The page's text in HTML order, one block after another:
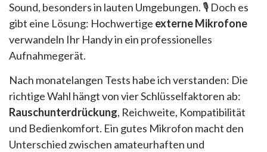
Sound, besonders in lauten Umgebungen. 🎙️ Doch es
gibt eine Lösung: Hochwertige externe Mikrofone
verwandeln Ihr Handy in ein professionelles
Aufnahmegerät.
Nach monatelangen Tests habe ich verstanden: Die
richtige Wahl hängt von vier Schlüsselfaktoren ab:
Rauschunterdrückung, Reichweite, Kompatibilität
und Bedienkomfort. Ein gutes Mikrofon macht den
Unterschied zwischen amateurhaften und